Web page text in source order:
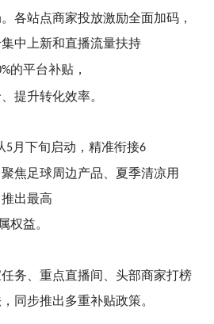
各站点商家投放激励全面加码，
中上新和直播流量扶持
的平台补贴，
提升转化效率。
5月下旬启动，精准衔接6
焦足球周边产品、夏季清凉用
出最高
权益。
务、重点直播间、头部商家打榜
同步推出多重补贴政策。